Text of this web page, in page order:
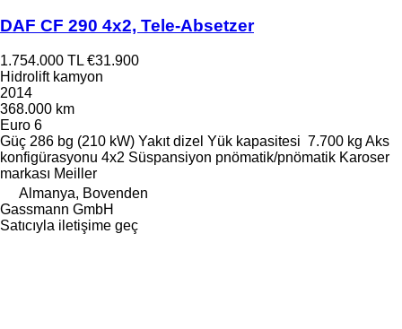
DAF CF 290 4x2, Tele-Absetzer
1.754.000 TL €31.900
Hidrolift kamyon
2014
368.000 km
Euro 6
Güç 286 bg (210 kW) Yakıt dizel Yük kapasitesi 7.700 kg Aks
konfigürasyonu 4x2 Süspansiyon pnömatik/pnömatik Karoser
markası Meiller
Almanya, Bovenden
Gassmann GmbH
Satıcıyla iletişime geç